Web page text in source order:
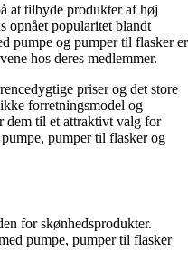
at tilbyde produkter af høj
opnået popularitet blandt
pumpe og pumper til flasker er
hos deres medlemmer.
priser og det store
forretningsmodel og
dem til et attraktivt valg for
pumper til flasker og
for skønhedsprodukter.
pumpe, pumper til flasker